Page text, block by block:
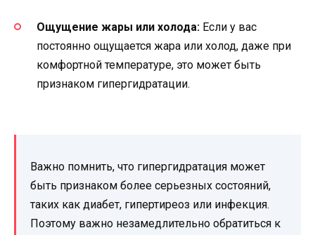
Ощущение жары или холода: Если у вас
постоянно ощущается жара или холод, даже при
комфортной температуре, это может быть
признаком гипергидратации.
Важно помнить, что гипергидратация может
быть признаком более серьезных состояний,
таких как диабет, гипертиреоз или инфекция.
Поэтому важно незамедлительно обратиться к